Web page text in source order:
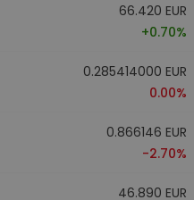
66.420 EUR
+0.70%
0.285414000 EUR
0.00%
0.866146 EUR
-2.70%
46.890 EUR